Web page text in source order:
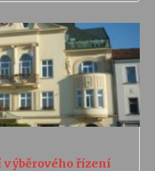
výběrového řízení